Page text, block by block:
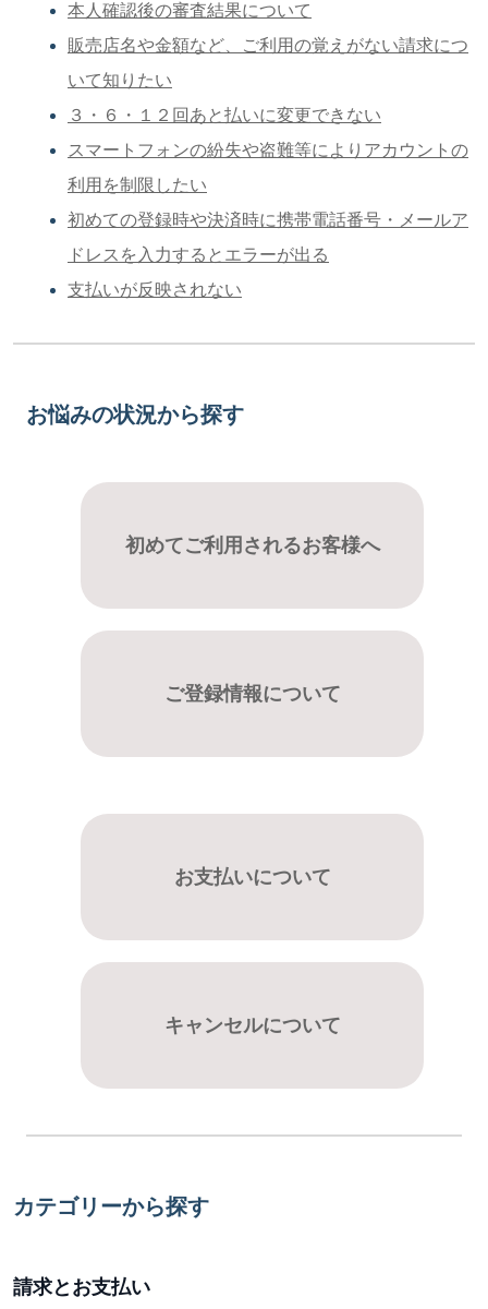
本人確認後の審査結果について
販売店名や金額など、ご利用の覚えがない請求につ
いて知りたい
３・６・１２回あと払いに変更できない
スマートフォンの紛失や盗難等によりアカウントの
利用を制限したい
初めての登録時や決済時に携帯電話番号・メールア
ドレスを入力するとエラーが出る
支払いが反映されない
お悩みの状況から探す
初めてご利用されるお客様へ
ご登録情報について
お支払いについて
キャンセルについて
カテゴリーから探す
請求とお支払い